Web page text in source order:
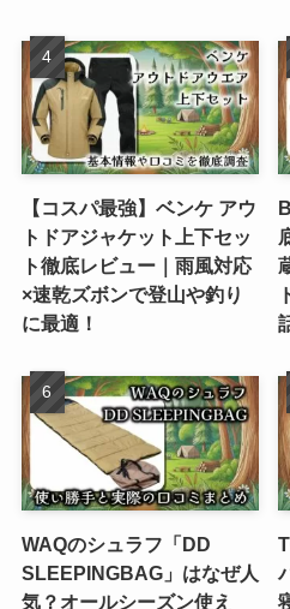
【コスパ最強】ベンケ アウ
トドアジャケット上下セッ
ト徹底レビュー｜雨風対応
×速乾ズボンで登山や釣り
に最適！
WAQのシュラフ「DD
SLEEPINGBAG」はなぜ人
気？オールシーズン使え